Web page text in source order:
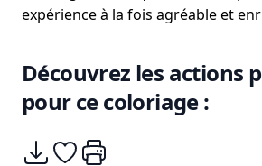
expérience à la fois agréable et
Découvrez les actions
pour ce coloriage :
Télécharger
Ajouter à mes coups de coeurs
Imprimer